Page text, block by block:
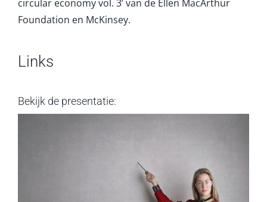
circular economy vol. 3’ van de Ellen MacArthur
Foundation en McKinsey.
Links
Bekijk de presentatie: